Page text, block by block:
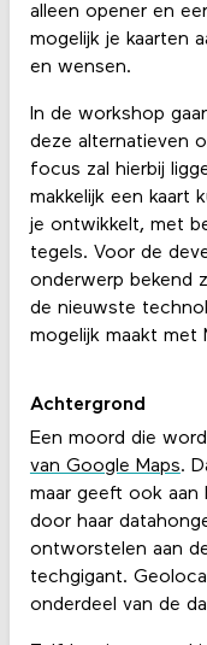
alleen opener en
mogelijk je kaarten
en wensen.
In de workshop
deze alternatieven
focus zal hierbij
makkelijk een kaart
je ontwikkelt, met
tegels. Voor de
onderwerp bekend
de nieuwste
mogelijk maakt met
Achtergrond
Een moord die
van Google Maps.
maar geeft ook
door haar
ontworstelen aan
techgigant.
onderdeel van de